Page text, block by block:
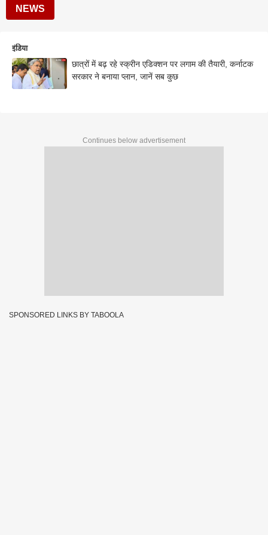
NEWS
इंडिया
छात्रों में बढ़ रहे स्क्रीन एडिक्शन पर लगाम की तैयारी, कर्नाटक
सरकार ने बनाया प्लान, जानें सब कुछ
Continues below advertisement
SPONSORED LINKS BY TABOOLA